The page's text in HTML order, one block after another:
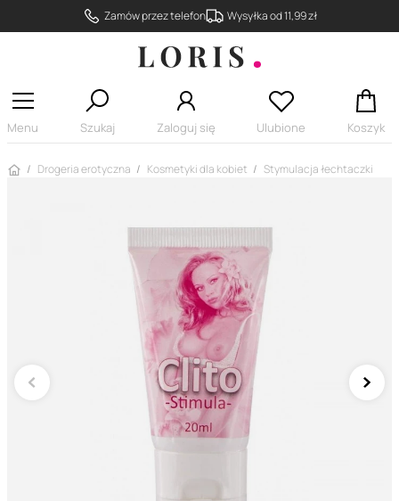
Zamów przez telefon Wysyłka od 11,99 zł
Menu Szukaj Zaloguj się Ulubione Koszyk
Strona główna
Drogeria erotyczna Kosmetyki dla kobiet Stymulacja łechtaczki